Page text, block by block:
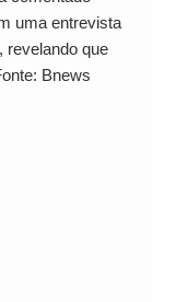
uma entrevista
revelando que
Bnews